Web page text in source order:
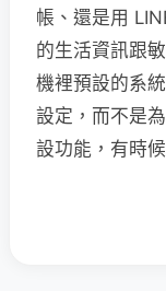
帳、還是用
的生活資訊跟
機裡預設的系
設定，而不是
設功能，有時